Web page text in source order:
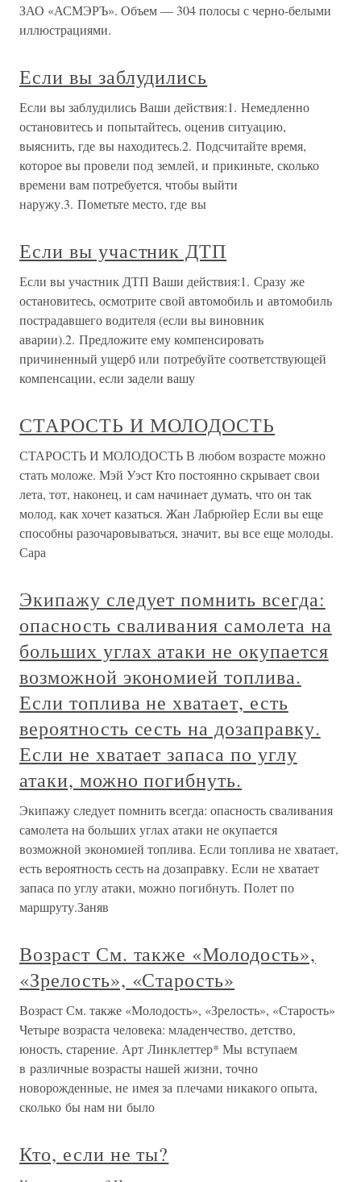
ЗАО «АСМЭРЪ». Объем — 304 полосы с черно-белыми
иллюстрациями.
Если вы заблудились
Если вы заблудились Ваши действия:1. Немедленно
остановитесь и попытайтесь, оценив ситуацию,
выяснить, где вы находитесь.2. Подсчитайте время,
которое вы провели под землей, и прикиньте, сколько
времени вам потребуется, чтобы выйти
наружу.3. Пометьте место, где вы
Если вы участник ДТП
Если вы участник ДТП Ваши действия:1. Сразу же
остановитесь, осмотрите свой автомобиль и автомобиль
пострадавшего водителя (если вы виновник
аварии).2. Предложите ему компенсировать
причиненный ущерб или потребуйте соответствующей
компенсации, если задели вашу
СТАРОСТЬ И МОЛОДОСТЬ
СТАРОСТЬ И МОЛОДОСТЬ В любом возрасте можно
стать моложе. Мэй Уэст Кто постоянно скрывает свои
лета, тот, наконец, и сам начинает думать, что он так
молод, как хочет казаться. Жан Лабрюйер Если вы еще
способны разочаровываться, значит, вы все еще молоды.
Сара
Экипажу следует помнить всегда:
опасность сваливания самолета на
больших углах атаки не окупается
возможной экономией топлива.
Если топлива не хватает, есть
вероятность сесть на дозаправку.
Если не хватает запаса по углу
атаки, можно погибнуть.
Экипажу следует помнить всегда: опасность сваливания
самолета на больших углах атаки не окупается
возможной экономией топлива. Если топлива не хватает,
есть вероятность сесть на дозаправку. Если не хватает
запаса по углу атаки, можно погибнуть. Полет по
маршруту.Заняв
Возраст См. также «Молодость»,
«Зрелость», «Старость»
Возраст См. также «Молодость», «Зрелость», «Старость»
Четыре возраста человека: младенчество, детство,
юность, старение. Арт Линклеттер* Мы вступаем
в различные возрасты нашей жизни, точно
новорожденные, не имея за плечами никакого опыта,
сколько бы нам ни было
Кто, если не ты?